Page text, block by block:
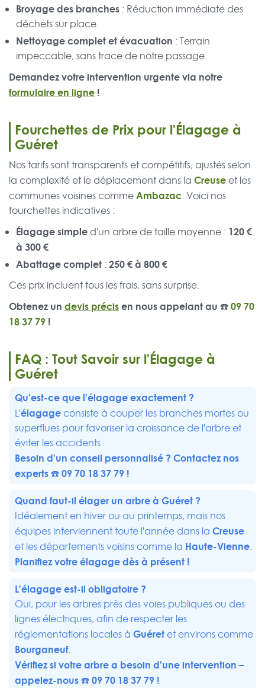
Broyage des branches : Réduction immédiate des
déchets sur place.
Nettoyage complet et évacuation : Terrain
impeccable, sans trace de notre passage.
Demandez votre intervention urgente via notre
formulaire en ligne !
Fourchettes de Prix pour l'Élagage à
Guéret
Nos tarifs sont transparents et compétitifs, ajustés selon
la complexité et le déplacement dans la Creuse et les
communes voisines commeAmbazac. Voici nos
fourchettes indicatives :
Élagage simple d'un arbre de taille moyenne : 120 €
à 300 €
Abattage complet :250 € à 800 €
Ces prix incluent tous les frais, sans surprise.
Obtenez un devis précisen nous appelant au ☎️09 70
18 37 79 !
FAQ : Tout Savoir sur l'Élagage à
Guéret
Qu'est-ce que l'élagage exactement ?
L'élagageconsiste à couper les branches mortes ou
superflues pour favoriser la croissance de l'arbre et
éviter les accidents.
Besoin d'un conseil personnalisé ? Contactez nos
experts ☎️09 70 18 37 79 !
Quand faut-il élager un arbre à Guéret ?
Idéalement en hiver ou au printemps, mais nos
équipes interviennent toute l'année dans la Creuse
et les départements voisins comme la Haute-Vienne.
Planifiez votre élagage dès à présent !
L'élagage est-il obligatoire ?
Oui, pour les arbres près des voies publiques ou des
lignes électriques, afin de respecter les
réglementations locales à Guéret et environs comme
Bourganeuf.
Vérifiez si votre arbre a besoin d'une intervention –
appelez-nous ☎️09 70 18 37 79 !